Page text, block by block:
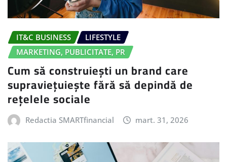
IT&C BUSINESS
LIFESTYLE
MARKETING, PUBLICITATE, PR
Cum să construiești un brand care
supraviețuiește fără să depindă de
rețelele sociale
Redactia SMARTfinancial mart. 31, 2026